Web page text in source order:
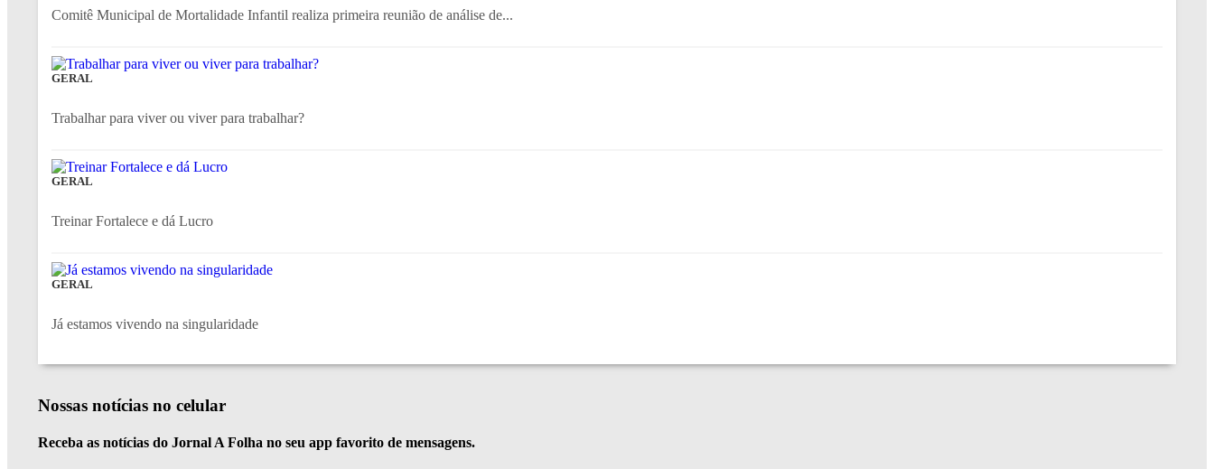
Comitê Municipal de Mortalidade Infantil realiza primeira reunião de análise de...
GERAL
Trabalhar para viver ou viver para trabalhar?
GERAL
Treinar Fortalece e dá Lucro
GERAL
Já estamos vivendo na singularidade
Nossas notícias no celular
Receba as notícias do Jornal A Folha no seu app favorito de mensagens.